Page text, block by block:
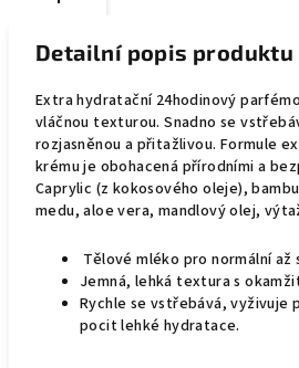
Detailní popis produktu
Extra hydratační 24hodinový
vláčnou texturou. Snadno se
rozjasněnou a přitažlivou. Formule
krému je obohacená přírodními a
Caprylic (z kokosového oleje),
medu, aloe vera, mandlový olej,
Tělové mléko pro normální až
Jemná, lehká textura s
Rychle se vstřebává, vyživuje
pocit lehké hydratace.